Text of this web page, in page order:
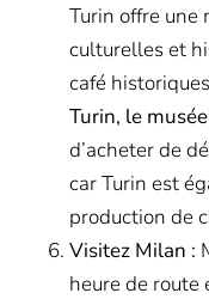
Turin offre une
culturelles et
café
Turin, le
d’acheter de
car Turin est
production de
Visitez Milan :
heure de route